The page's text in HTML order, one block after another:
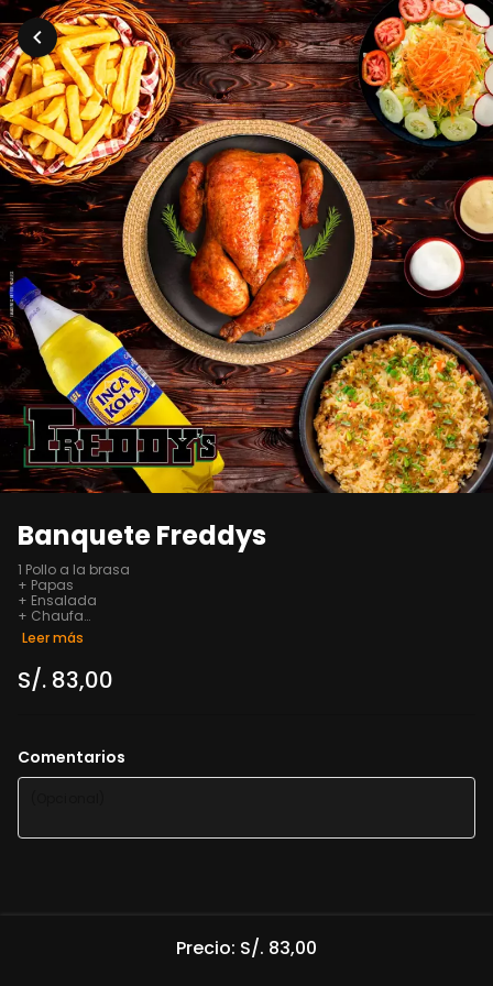
Banquete Freddys
1 Pollo a la brasa
+ Papas
+ Ensalada
+ Chaufa
+ Salsas
+ Chaufa
+ Salsas
Leer más
S/. 83,00
Comentarios
Precio: S/. 83,00